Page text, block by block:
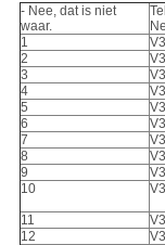
- Nee, dat is niet
waar.
1
2
3
4
5
6
7
8
9
10
11
12